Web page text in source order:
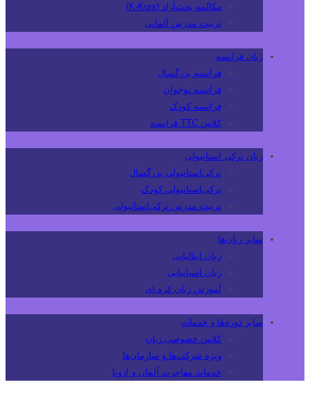
مکالمه بحث‌آزاد (K-Kurs)
تربیت مدرس آلمانی
زبان فرانسه
فرانسه بزرگسال
فرانسه نوجوان
فرانسه کودک
کلاس TTC فرانسه
زبان ترکی استانبولی
ترکی‌استانبولی بزرگسال
ترکی‌استانبولی کودک
تربیت مدرس ترکی‌استانبولی
سایر زبان‌ها
زبان ایتالیایی
زبان اسپانیایی
آموزش زبان کره ای
سایر دوره‌ها و خدمات
کلاس خصوصی زبان
ویژه شرکت‌ها و سازمان‌ها
خدمات مهاجرت آلمان و اروپا